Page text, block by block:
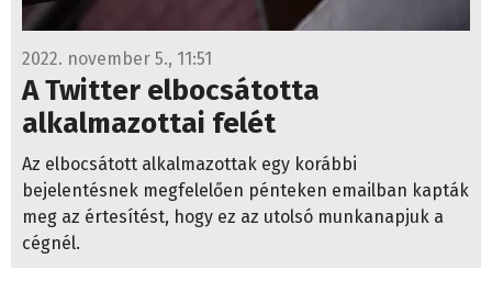
2022. november 5., 11:51
A Twitter elbocsátotta
alkalmazottai felét
Az elbocsátott alkalmazottak egy korábbi
bejelentésnek megfelelően pénteken emailban kapták
meg az értesítést, hogy ez az utolsó munkanapjuk a
cégnél.